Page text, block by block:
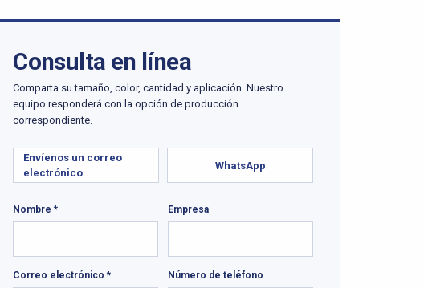
Consulta en línea
Comparta su tamaño, color, cantidad y aplicación. Nuestro
equipo responderá con la opción de producción
correspondiente.
Envíenos un correo
electrónico
WhatsApp
Nombre * Empresa
Correo electrónico * Número de teléfono